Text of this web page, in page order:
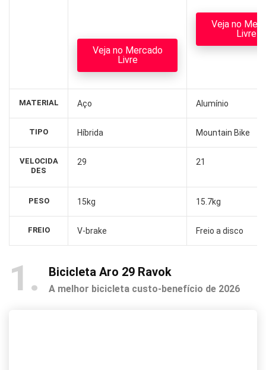
MATERIAL
TIPO
VELOCIDA
DES
PESO
FREIO
Veja no Mercado
Livre
Aço
Híbrida
29
15kg
V-brake
Veja no
Livre
Alumínio
Mountain Bike
21
15.7kg
Freio a disco
1 Bicicleta Aro 29 Ravok
A melhor bicicleta custo-benefício de 2026